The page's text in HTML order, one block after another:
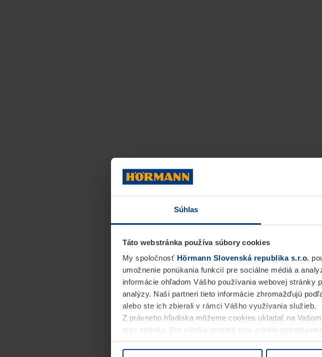
Súhlas
Táto webstránka používa súbory cookies
My spoločnosť Hörmann Slovenská republika s.r.o.
umožnenie ponúkania funkcií pre sociálne médiá a
informácie ohľadom Vášho používania webovej stránky
analýzy. Naši partneri tieto informácie zhromažďujú
alebo ste ich zbierali v rámci Vášho využívania služieb.
Z právneho hľadiska môžeme cookies ukladať na
tejto stránky. Pre všetky ostatné typy cookie
alebo odvolať vo vysvetlení cookie na stránke